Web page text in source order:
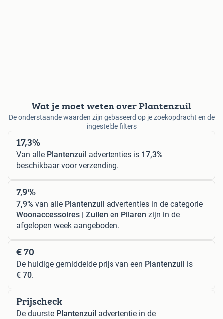
Wat je moet weten over Plantenzuil
De onderstaande waarden zijn gebaseerd op je zoekopdracht en de
ingestelde filters
17,3%
Van alle Plantenzuil advertenties is 17,3%
beschikbaar voor verzending.
7,9%
7,9% van alle Plantenzuil advertenties in de categorie
Woonaccessoires | Zuilen en Pilaren zijn in de
afgelopen week aangeboden.
€ 70
De huidige gemiddelde prijs van een Plantenzuil is
€ 70.
Prijscheck
De duurste Plantenzuil advertentie in de